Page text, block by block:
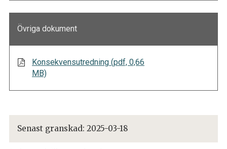
Övriga dokument
Konsekvensutredning (pdf, 0,66
MB)
Senast granskad: 2025-03-18